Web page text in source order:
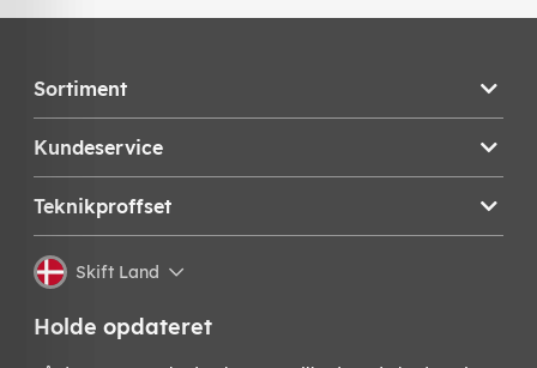
Sortiment
Kundeservice
Teknikproffset
Skift Land
Holde opdateret